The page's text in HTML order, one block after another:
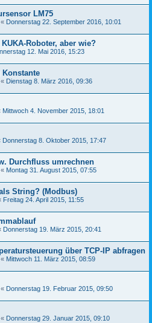
LM75
« Donnerstag 22. September 2016, 10:01
Roboter, aber wie?
12. Mai 2016, 15:23
Konstante
« Dienstag 8. März 2016, 09:36
Mittwoch 4. November 2015, 18:01
Donnerstag 8. Oktober 2015, 17:47
Durchfluss umrechnen
« Montag 31. August 2015, 07:55
String? (Modbus)
Freitag 24. April 2015, 11:55
Donnerstag 19. März 2015, 20:41
über TCP-IP abfragen
« Mittwoch 11. März 2015, 08:59
« Donnerstag 19. Februar 2015, 09:50
« Donnerstag 29. Januar 2015, 09:10